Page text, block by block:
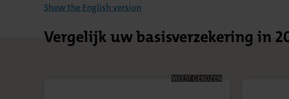
Show the English version
Vergelijk uw basisverzekering in
MEEST GEKOZEN